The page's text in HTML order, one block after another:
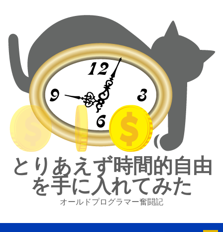
とりあえず時間的自由
を手に入れてみた
オールドプログラマー奮闘記